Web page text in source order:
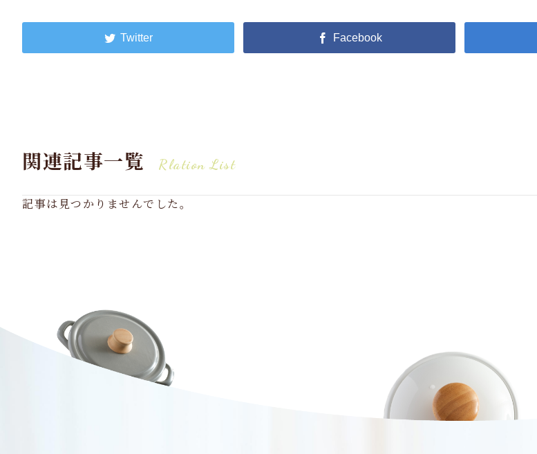
関連記事一覧 Rlation List
記事は見つかりませんでした。